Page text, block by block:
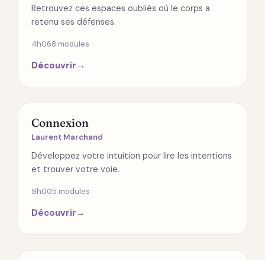
Retrouvez ces espaces oubliés où le corps a
retenu ses défenses.
4h068 modules
Découvrir →
RELATIONS
Connexion
Laurent Marchand
Développez votre intuition pour lire les intentions
et trouver votre voie.
9h005 modules
Découvrir →